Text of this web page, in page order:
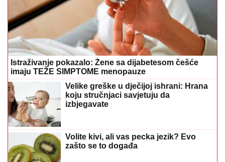
Istraživanje pokazalo: Žene sa dijabetesom češće
imaju TEŽE SIMPTOME menopauze
Velike greške u dječijoj ishrani: Hrana
koju stručnjaci savjetuju da
izbjegavate
Volite kivi, ali vas pecka jezik? Evo
zašto se to događa